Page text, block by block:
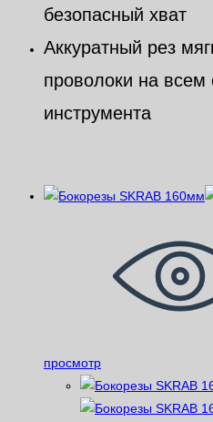
безопасный хват
Аккуратный рез
проволоки на всем
инструмента
просмотр